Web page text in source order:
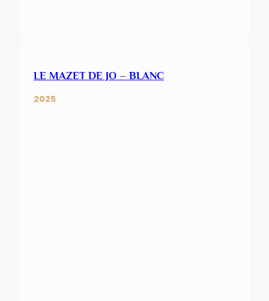
LE MAZET DE JO – BLANC
2025